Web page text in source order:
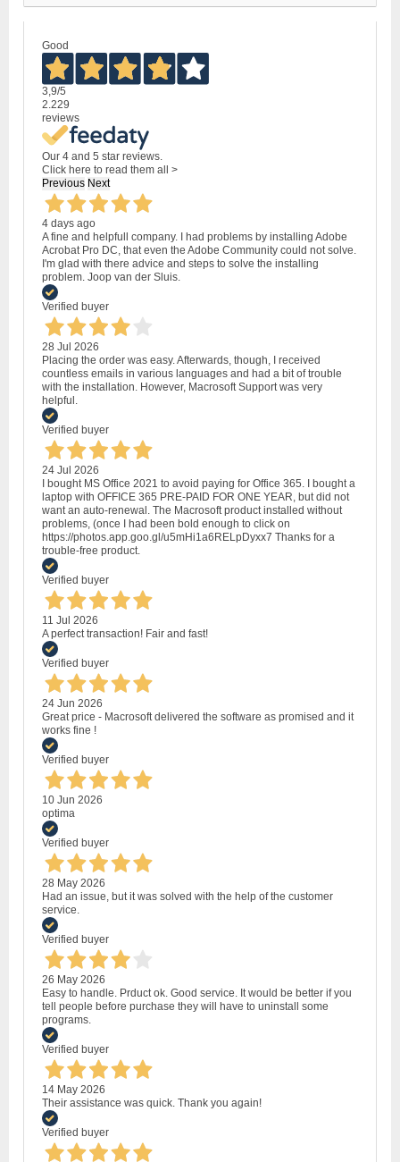
Good
3,9/5
2.229
reviews
Our 4 and 5 star reviews.
Click here to read them all >
Previous Next
4 days ago
A fine and helpfull company. I had problems by installing Adobe
Acrobat Pro DC, that even the Adobe Community could not solve.
I'm glad with there advice and steps to solve the installing
problem. Joop van der Sluis.
Verified buyer
28 Jul 2026
Placing the order was easy. Afterwards, though, I received
countless emails in various languages and had a bit of trouble
with the installation. However, Macrosoft Support was very
helpful.
Verified buyer
24 Jul 2026
I bought MS Office 2021 to avoid paying for Office 365. I bought a
laptop with OFFICE 365 PRE-PAID FOR ONE YEAR, but did not
want an auto-renewal. The Macrosoft product installed without
problems, (once I had been bold enough to click on
https://photos.app.goo.gl/u5mHi1a6RELpDyxx7 Thanks for a
trouble-free product.
Verified buyer
11 Jul 2026
A perfect transaction! Fair and fast!
Verified buyer
24 Jun 2026
Great price - Macrosoft delivered the software as promised and it
works fine !
Verified buyer
10 Jun 2026
optima
Verified buyer
28 May 2026
Had an issue, but it was solved with the help of the customer
service.
Verified buyer
26 May 2026
Easy to handle. Prduct ok. Good service. It would be better if you
tell people before purchase they will have to uninstall some
programs.
Verified buyer
14 May 2026
Their assistance was quick. Thank you again!
Verified buyer